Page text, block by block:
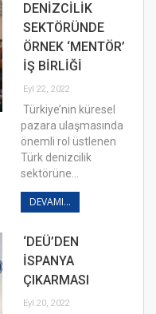
DENİZCİLİK
SEKTÖRÜNDE
ÖRNEK ‘MENTÖR’
İŞ BİRLİĞİ
Eyl 22, 2022
Türkiye’nin küresel
pazara ulaşmasında
önemli rol üstlenen
Türk denizcilik
sektörüne…
DEVAMI...
‘DEÜ’DEN
İSPANYA
ÇIKARMASI
Eyl 20, 2022